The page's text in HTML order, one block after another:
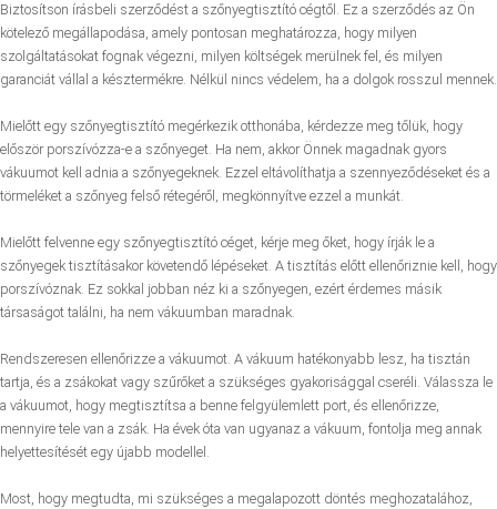
Biztosítson írásbeli szerződést a szőnyegtisztító cégtől. Ez a szerződés az Ön
kötelező megállapodása, amely pontosan meghatározza, hogy milyen
szolgáltatásokat fognak végezni, milyen költségek merülnek fel, és milyen
garanciát vállal a késztermékre. Nélkül nincs védelem, ha a dolgok rosszul mennek.
Mielőtt egy szőnyegtisztító megérkezik otthonába, kérdezze meg tőlük, hogy
először porszívózza-e a szőnyeget. Ha nem, akkor Önnek magadnak gyors
vákuumot kell adnia a szőnyegeknek. Ezzel eltávolíthatja a szennyeződéseket és a
törmeléket a szőnyeg felső rétegéről, megkönnyítve ezzel a munkát.
Mielőtt felvenne egy szőnyegtisztító céget, kérje meg őket, hogy írják le a
szőnyegek tisztításakor követendő lépéseket. A tisztítás előtt ellenőriznie kell, hogy
porszívóznak. Ez sokkal jobban néz ki a szőnyegen, ezért érdemes másik
társaságot találni, ha nem vákuumban maradnak.
Rendszeresen ellenőrizze a vákuumot. A vákuum hatékonyabb lesz, ha tisztán
tartja, és a zsákokat vagy szűrőket a szükséges gyakorisággal cseréli. Válassza le
a vákuumot, hogy megtisztítsa a benne felgyülemlett port, és ellenőrizze,
mennyire tele van a zsák. Ha évek óta van ugyanaz a vákuum, fontolja meg annak
helyettesítését egy újabb modellel.
Most, hogy megtudta, mi szükséges a megalapozott döntés meghozatalához,